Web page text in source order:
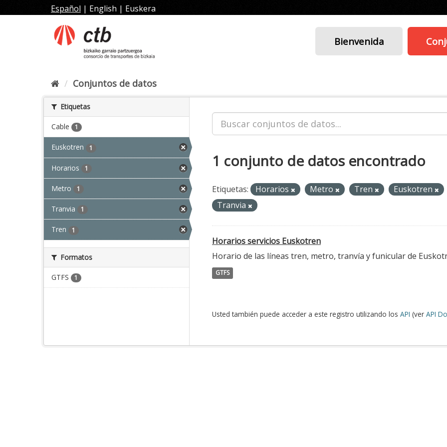
al
Español | English | Euskera
Bienvenida
Conjuntos de datos
Etiquetas
Cable 1
Euskotren 1
Horarios 1
Metro 1
Tranvia 1
Tren 1
Formatos
GTFS 1
1 conjunto de datos encontrado
Etiquetas: Horarios Metro Tren
Euskotren
Tranvia
Horarios servicios Euskotren
Horario de las líneas tren, metro, tranvía y funicular de
GTFS
Usted también puede acceder a este registro utilizando los API (ver API